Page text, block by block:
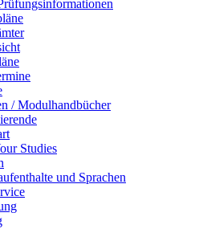
/ Modulhandbücher
Studies
und Sprachen